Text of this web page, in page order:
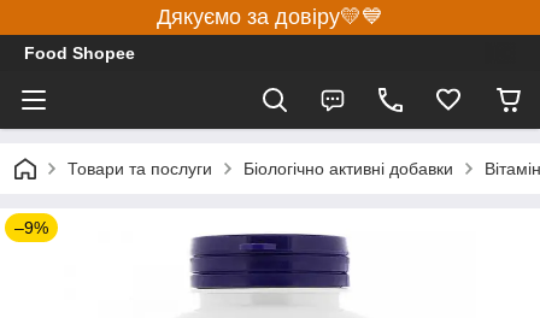
Дякуємо за довіру💛💙
Food Shopee
Товари та послуги Біологічно активні добавки
–9%